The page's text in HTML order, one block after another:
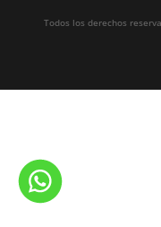
Todos los derechos